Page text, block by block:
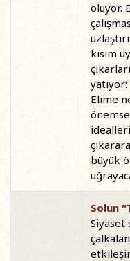
oluyor.
kısım
yatıyor:
Elime
büyük
Solun
Siyaset